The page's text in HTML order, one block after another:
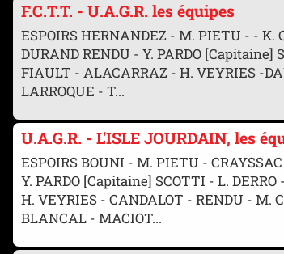
F.C.T.T. - U.A.G.R. les équipes
ESPOIRS HERNANDEZ - M. PIETU - - K.
DURAND RENDU - Y. PARDO
FIAULT - ALACARRAZ - H. VEYRIES -
LARROQUE - T...
U.A.G.R. - L'ISLE JOURDAIN, les
ESPOIRS BOUNI - M. PIETU -
Y. PARDO [Capitaine] SCOTTI - L.
H. VEYRIES - CANDALOT - RENDU - M.
BLANCAL - MACIOT...